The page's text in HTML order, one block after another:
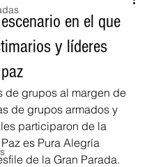
en el que
y líderes
de grupos al margen de
de grupos armados y
participaron de la
es Pura Alegría
de la Gran Parada.